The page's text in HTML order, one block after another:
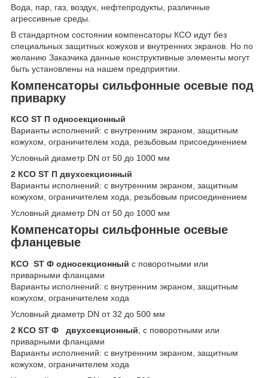
Вода, пар, газ, воздух, нефтепродукты, различные
агрессивные среды.
В стандартном состоянии компенсаторы КСО идут без
специальных защитных кожухов и внутренних экранов. Но по
желанию Заказчика данные конструктивные элементы могут
быть установлены на нашем предприятии.
Компенсаторы сильфонные осевые под
приварку
КСО ST П односекционный
Варианты исполнений: с внутренним экраном, защитным
кожухом, ограничителем хода, резьбовым присоединением
Условный диаметр DN от 50 до 1000 мм
2 КСО ST П двухсекционный
Варианты исполнений: с внутренним экраном, защитным
кожухом, ограничителем хода, резьбовым присоединением
Условный диаметр DN от 50 до 1000 мм
Компенсаторы сильфонные осевые
фланцевые
КСО ST Ф односекционный с поворотными или
приварными фланцами
Варианты исполнений: с внутренним экраном, защитным
кожухом, ограничителем хода
Условный диаметр DN от 32 до 500 мм
2 КСО ST Ф двухсекционный , с поворотными или
приварными фланцами
Варианты исполнений: с внутренним экраном, защитным
кожухом, ограничителем хода